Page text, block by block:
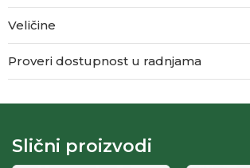
Veličine
Proveri dostupnost u radnjama
Slični proizvodi